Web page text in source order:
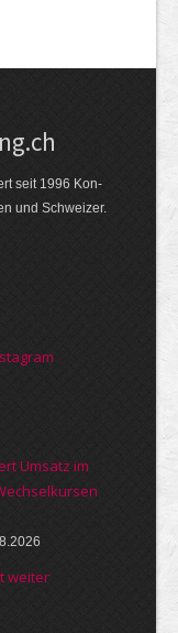
seit 1996 Kon­
und Schweizer.
Umsatz im
weiter